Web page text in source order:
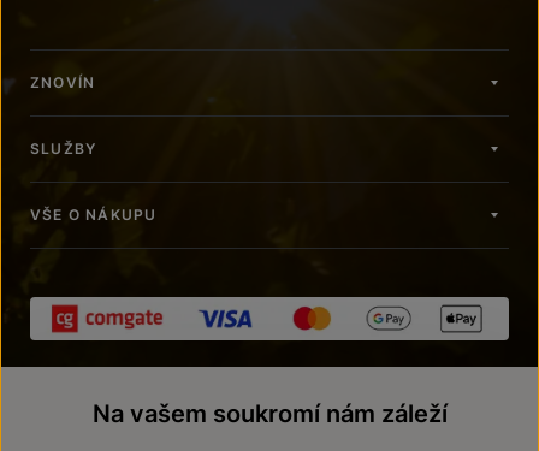
ZNOVÍN
SLUŽBY
VŠE O NÁKUPU
Na vašem soukromí nám záleží